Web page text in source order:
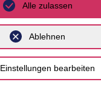
Einstellungen bearbeiten
Ablehnen
Alle zulassen